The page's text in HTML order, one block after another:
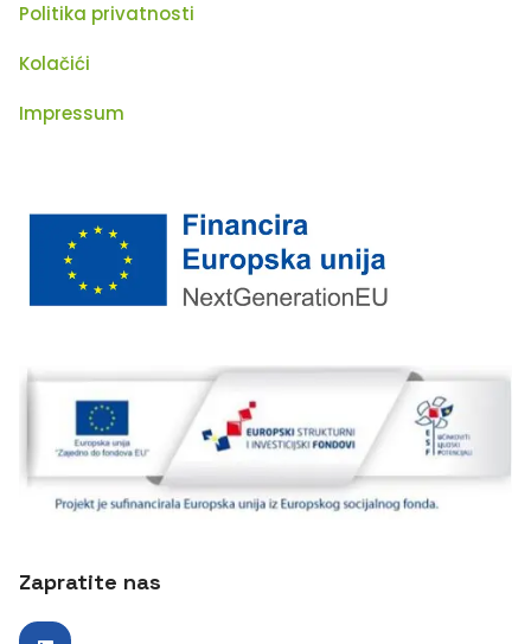
Politika privatnosti
Kolačići
Impressum
Zapratite nas